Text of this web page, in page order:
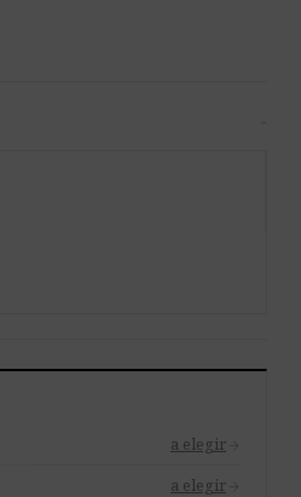
a elegir arrow_forward
a elegir arrow_forward